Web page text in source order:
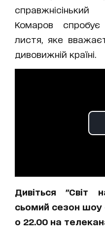
Комаров
листя, яке
дивовижній країні.
Дивіться "Світ
сьомий сезон шоу
о 22.00 на